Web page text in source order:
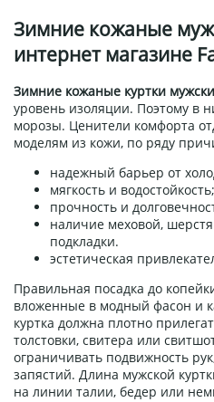
Зимние кожаные
интернет магазине
Зимние кожаные куртки
уровень изоляции. Поэтому в
морозы. Ценители комфорта
моделям из кожи, по ряду
надежный барьер от
мягкость и водостойкость;
прочность и
наличие меховой,
подкладки.
эстетическая
Правильная посадка до
вложенные в модный фасон и
куртка должна плотно
толстовки, свитера или
ограничивать подвижность
запястий. Длина мужской
на линии талии, бедер или